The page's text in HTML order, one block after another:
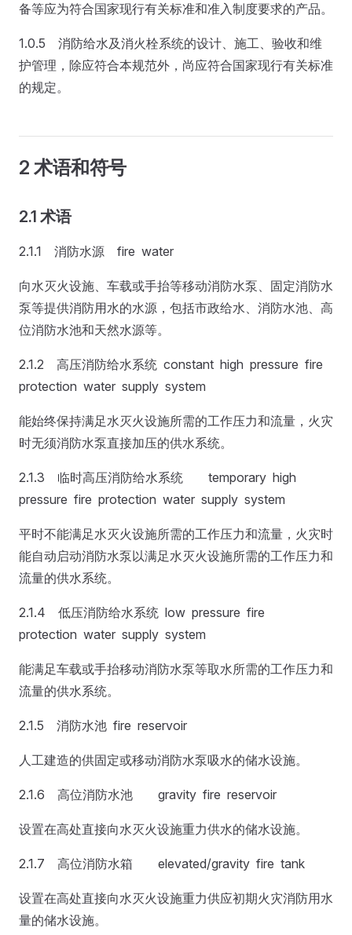
备等应为符合国家现行有关标准和准入制度要求的产品。
1.0.5 消防给水及消火栓系统的设计、施工、验收和维
护管理，除应符合本规范外，尚应符合国家现行有关标准
的规定。
2 术语和符号
2.1 术语
2.1.1 消防水源 fire water
向水灭火设施、车载或手抬等移动消防水泵、固定消防水
泵等提供消防用水的水源，包括市政给水、消防水池、高
位消防水池和天然水源等。
2.1.2 高压消防给水系统 constant high pressure fire
protection water supply system
能始终保持满足水灭火设施所需的工作压力和流量，火灾
时无须消防水泵直接加压的供水系统。
2.1.3 临时高压消防给水系统 temporary high
pressure fire protection water supply system
平时不能满足水灭火设施所需的工作压力和流量，火灾时
能自动启动消防水泵以满足水灭火设施所需的工作压力和
流量的供水系统。
2.1.4 低压消防给水系统 low pressure fire
protection water supply system
能满足车载或手抬移动消防水泵等取水所需的工作压力和
流量的供水系统。
2.1.5 消防水池 fire reservoir
人工建造的供固定或移动消防水泵吸水的储水设施。
2.1.6 高位消防水池 gravity fire reservoir
设置在高处直接向水灭火设施重力供水的储水设施。
2.1.7 高位消防水箱 elevated/gravity fire tank
设置在高处直接向水灭火设施重力供应初期火灾消防用水
量的储水设施。